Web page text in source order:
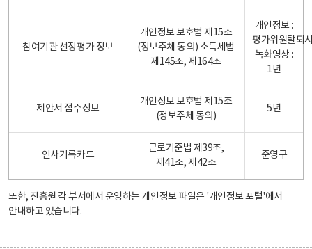
참여기관 선정평가 정보
개인정보 보호법 제15조
(정보주체 동의) 소득세법
제145조, 제164조
개인정보 :
평가위원탈퇴
녹화영상 :
1년
제안서 접수정보
개인정보 보호법 제15조
(정보주체 동의)
5년
인사기록카드
근로기준법 제39조,
제41조, 제42조
준영구
또한, 진흥원 각 부서에서 운영하는 개인정보 파일은 '개인정보 포털'에서
안내하고 있습니다.